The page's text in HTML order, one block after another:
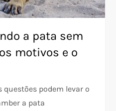
a pata sem
motivos e o
questões podem levar o
a pata